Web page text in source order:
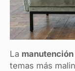
La
temas más